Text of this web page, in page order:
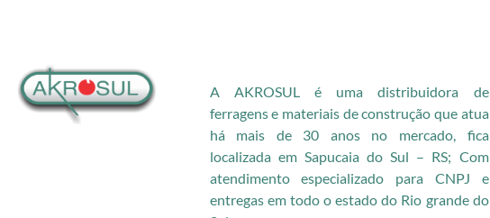
A AKROSUL é uma distribuidora de
ferragens e materiais de construção que atua
há mais de 30 anos no mercado, fica
localizada em Sapucaia do Sul – RS; Com
atendimento especializado para CNPJ e
entregas em todo o estado do Rio grande do